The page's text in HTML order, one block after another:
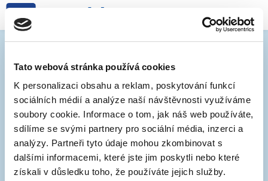
Tato webová stránka používá cookies
K personalizaci obsahu a reklam, poskytování funkcí
sociálních médií a analýze naší návštěvnosti využíváme
soubory cookie. Informace o tom, jak náš web používáte,
sdílíme se svými partnery pro sociální média, inzerci a
analýzy. Partneři tyto údaje mohou zkombinovat s
dalšími informacemi, které jste jim poskytli nebo které
získali v důsledku toho, že používáte jejich služby.
Změna vjezdu do centra
25. 1. 2020
Od příštího týdne se změní režim výsuvných
sloupků, které omezují vjezd do historického středu
Brna. Toto opatření povede ke snížení hustoty
dopravy v centru. Další změny jsou v plánu v druhém